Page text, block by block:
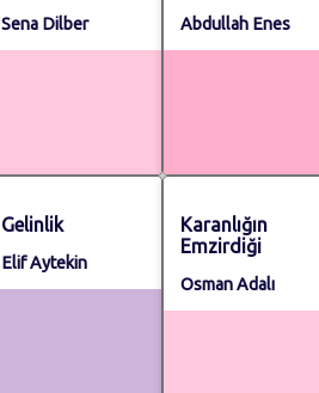
Sena Dilber Abdullah Enes
Gelinlik
Elif Aytekin
Karanlığın
Emzirdiği
Osman Adalı